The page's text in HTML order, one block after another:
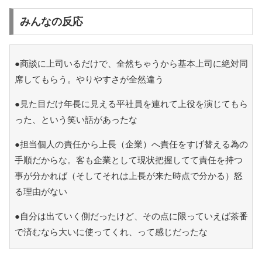
みんなの反応
●商談に上司いるだけで、全然ちゃうから基本上司に絶対同
席してもらう。やりやすさが全然違う
●見た目だけ年長に見える平社員を連れて上役を演じてもら
った、という笑い話があったな
●担当個人の責任から上長（企業）へ責任をすげ替える為の
手順だからな。客も企業として現状把握してて責任を持つ
事が分かれば（そしてそれは上長が来た時点で分かる）怒
る理由がない
●自分は出ていく側だったけど、その点に限っていえば茶番
で済むなら大いに使ってくれ、って感じだったな